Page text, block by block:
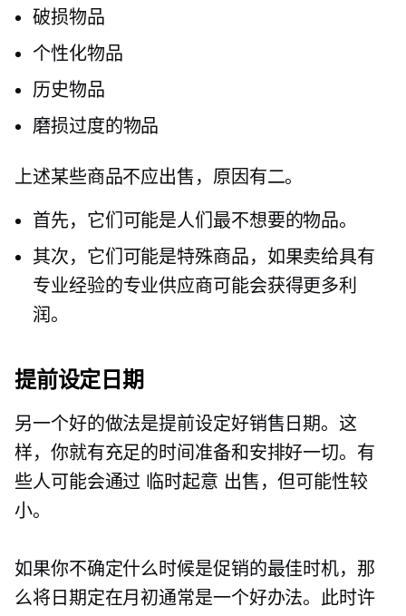
破损物品
个性化物品
历史物品
磨损过度的物品
上述某些商品不应出售，原因有二。
首先，它们可能是人们最不想要的物品。
其次，它们可能是特殊商品，如果卖给具有
专业经验的专业供应商可能会获得更多利
润。
提前设定日期
另一个好的做法是提前设定好销售日期。这
样，你就有充足的时间准备和安排好一切。有
些人可能会通过 临时起意 出售，但可能性较
小。
如果你不确定什么时候是促销的最佳时机，那
么将日期定在月初通常是一个好办法。此时许